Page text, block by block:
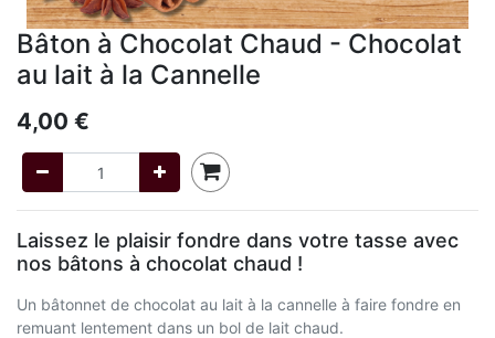
Bâton à Chocolat Chaud - Chocolat
au lait à la Cannelle
4,00 €
Laissez le plaisir fondre dans votre tasse avec
nos bâtons à chocolat chaud !
Un bâtonnet de chocolat au lait à la cannelle à faire fondre en
remuant lentement dans un bol de lait chaud.